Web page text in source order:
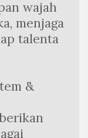
wajah
menjaga
talenta
&